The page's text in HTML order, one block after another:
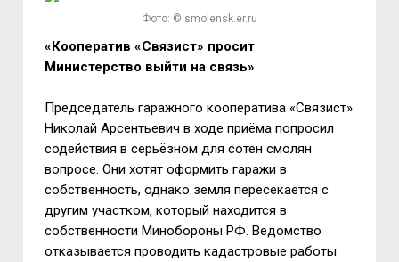
Фото: © smolensk.er.ru
«Кооператив «Связист» просит
Министерство выйти на связь»
Председатель гаражного кооператива «Связист»
Николай Арсентьевич в ходе приёма попросил
содействия в серьёзном для сотен смолян
вопросе. Они хотят оформить гаражи в
собственность, однако земля пересекается с
другим участком, который находится в
собственности Минобороны РФ. Ведомство
отказывается проводить кадастровые работы